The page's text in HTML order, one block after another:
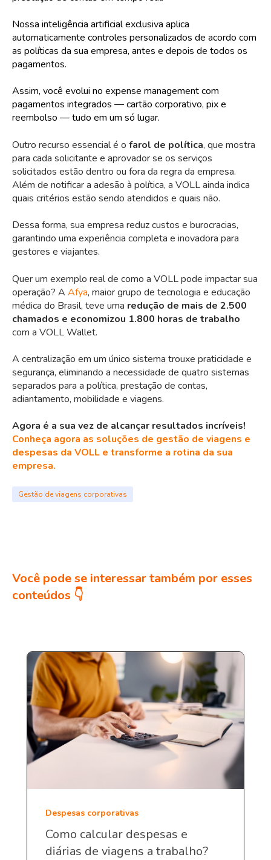
Nossa inteligência artificial exclusiva aplica
automaticamente controles personalizados de acordo com
as políticas da sua empresa, antes e depois de todos os
pagamentos.
Assim, você evolui no expense management com
pagamentos integrados — cartão corporativo, pix e
reembolso — tudo em um só lugar.
Outro recurso essencial é o farol de política, que mostra
para cada solicitante e aprovador se os serviços
solicitados estão dentro ou fora da regra da empresa.
Além de notificar a adesão à política, a VOLL ainda indica
quais critérios estão sendo atendidos e quais não.
Dessa forma, sua empresa reduz custos e burocracias,
garantindo uma experiência completa e inovadora para
gestores e viajantes.
Quer um exemplo real de como a VOLL pode impactar sua
operação? A Afya, maior grupo de tecnologia e educação
médica do Brasil, teve uma redução de mais de 2.500
chamados e economizou 1.800 horas de trabalho
com a VOLL Wallet.
A centralização em um único sistema trouxe praticidade e
segurança, eliminando a necessidade de quatro sistemas
separados para a política, prestação de contas,
adiantamento, mobilidade e viagens.
Agora é a sua vez de alcançar resultados incríveis!
Conheça agora as soluções de gestão de viagens e
despesas da VOLL e transforme a rotina da sua
empresa.
Gestão de viagens corporativas
Você pode se interessar também por esses
conteúdos 👇
Despesas corporativas
Como calcular despesas e
diárias de viagens a trabalho?